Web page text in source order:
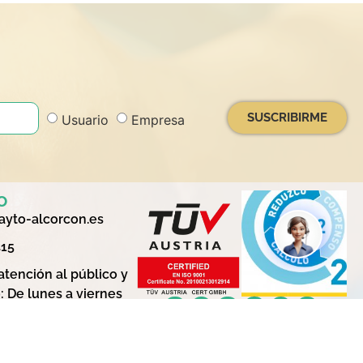
Usuario Empresa SUSCRIBIRME
alcorcon.es
al público y
De lunes a viernes